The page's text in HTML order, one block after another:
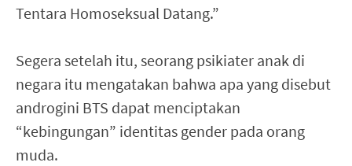
Tentara Homoseksual Datang.”
Segera setelah itu, seorang psikiater anak di
negara itu mengatakan bahwa apa yang disebut
androgini BTS dapat menciptakan
“kebingungan” identitas gender pada orang
muda.